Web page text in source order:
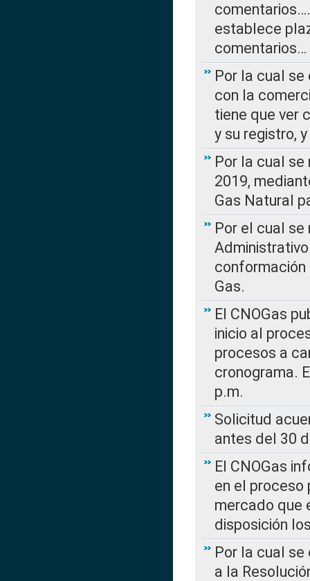
establece
comentarios…
Por la cual
con la
tiene que ver
y su registro,
Por la cual
2019,
Gas Natural
Por el cual
conformación
Gas.
El CNOGas
inicio al
procesos a
cronograma.
p.m.
Solicitud
antes del 30
El CNOGas
en el
mercado que
disposición
Por la cual se
a la